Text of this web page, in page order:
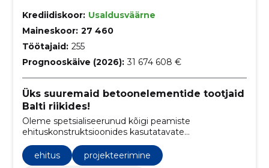
Krediidiskoor: Usaldusväärne
Maineskoor: 27 460
Töötajaid: 255
Prognooskäive (2026): 31 674 608 €
Üks suuremaid betoonelementide tootjaid
Balti riikides!
Oleme spetsialiseerunud kõigi peamiste
ehituskonstruktsioonides kasutatavate
betoonelementide tootmisele, pakkudes tipptasemel
lahendusi ehitusprojektidele Baltimaades ja
Skandinaavias.
ehitus
projekteerimine